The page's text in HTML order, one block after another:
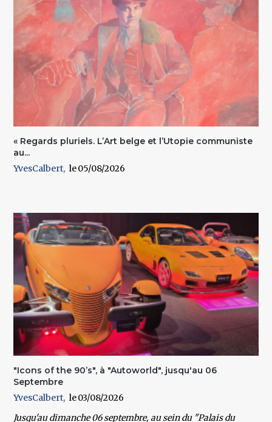
« Regards pluriels. L’Art belge et l’Utopie communiste
au...
YvesCalbert
05/08/2026
"Icons of the 90’s", à "Autoworld", jusqu'au 06
Septembre
YvesCalbert
03/08/2026
Jusqu'au dimanche 06 septembre, au sein du"Palais du